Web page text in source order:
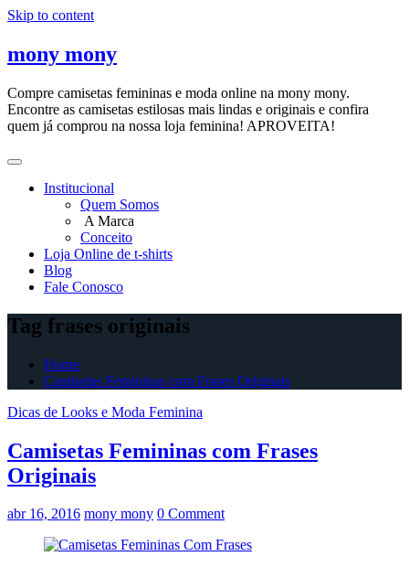
Skip to content
mony mony
Compre camisetas femininas e moda online na mony mony.
Encontre as camisetas estilosas mais lindas e originais e confira
quem já comprou na nossa loja feminina! APROVEITA!
Institucional
Quem Somos
A Marca
Conceito
Loja Online de t-shirts
Blog
Fale Conosco
Tag frases originais
Home
Camisetas Femininas com Frases Originais
Dicas de Looks e Moda Feminina
Camisetas Femininas com Frases
Originais
abr 16, 2016 mony mony 0 Comment